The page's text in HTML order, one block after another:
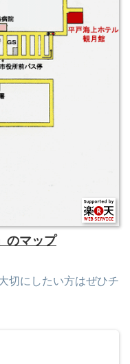
のマップ
切にしたい方はぜひチ